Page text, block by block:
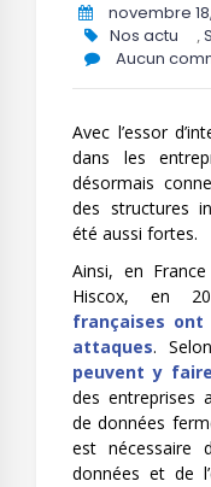
novembre
Nos actu
,
Aucun
Avec l’essor
dans les
désormais
des structures
été aussi fortes.
Ainsi, en
Hiscox, en
françaises
attaques.
peuvent y
des entreprises
de données
est nécessaire
données et de